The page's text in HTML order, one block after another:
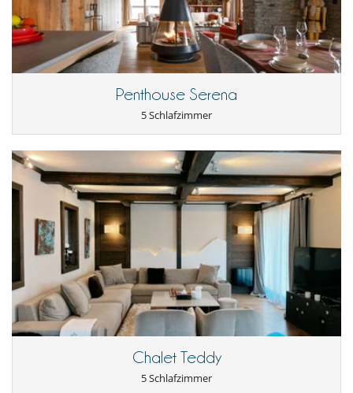
In der Nähe
Ski in
Ski in - Ski out
Ski in - Ski out
Ski out
Küche und Ausstattung
amerikanische Küche
Backofen
Bügeleisen
Kaffeemaschine
Kühlschrank
Mikrowelle
Spülmaschine
voll ausgestattete Küche
Wäschetrockner
Waschmaschine
Unterhaltung, Wohlbefinden & Sport
Penthouse Serena
5 Schlafzimmer
Chalet Teddy
5 Schlafzimmer